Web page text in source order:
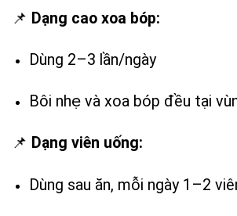
📌 Dạng cao xoa bóp:
Dùng 2–3 lần/ngày
Bôi nhẹ và xoa bóp đều tại
📌 Dạng viên uống:
Dùng sau ăn, mỗi ngày 1–2